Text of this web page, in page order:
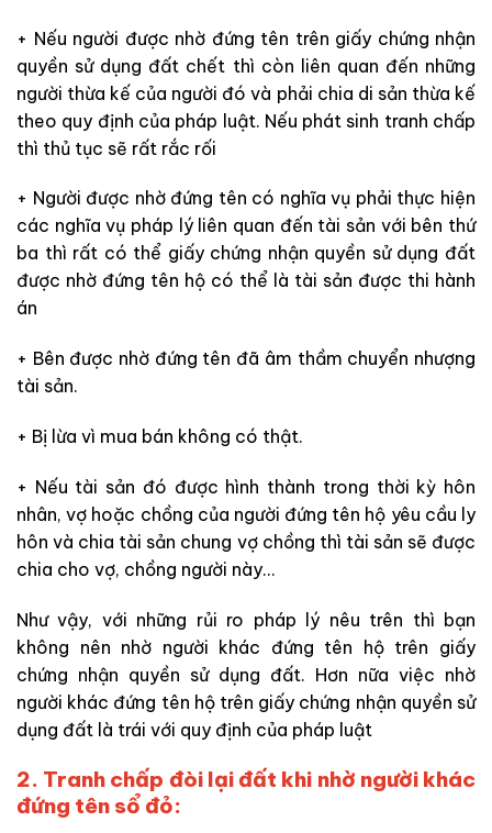
+ Nếu người được nhờ đứng tên trên giấy chứng nhận
quyền sử dụng đất chết thì còn liên quan đến những
người thừa kế của người đó và phải chia di sản thừa kế
theo quy định của pháp luật. Nếu phát sinh tranh chấp
thì thủ tục sẽ rất rắc rối
+ Người được nhờ đứng tên có nghĩa vụ phải thực hiện
các nghĩa vụ pháp lý liên quan đến tài sản với bên thứ
ba thì rất có thể giấy chứng nhận quyền sử dụng đất
được nhờ đứng tên hộ có thể là tài sản được thi hành
án
+ Bên được nhờ đứng tên đã âm thầm chuyển nhượng
tài sản.
+ Bị lừa vì mua bán không có thật.
+ Nếu tài sản đó được hình thành trong thời kỳ hôn
nhân, vợ hoặc chồng của người đứng tên hộ yêu cầu ly
hôn và chia tài sản chung vợ chồng thì tài sản sẽ được
chia cho vợ, chồng người này…
Như vậy, với những rủi ro pháp lý nêu trên thì bạn
không nên nhờ người khác đứng tên hộ trên giấy
chứng nhận quyền sử dụng đất. Hơn nữa việc nhờ
người khác đứng tên hộ trên giấy chứng nhận quyền sử
dụng đất là trái với quy định của pháp luật
2. Tranh chấp đòi lại đất khi nhờ người khác
đứng tên sổ đỏ: